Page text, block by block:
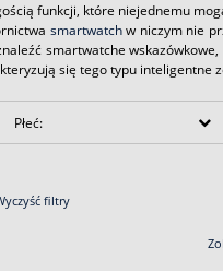
funkcji, które niejednemu
smartwatchw niczym nie
smartwatche
się tego typu inteligentne
Płeć:
filtry